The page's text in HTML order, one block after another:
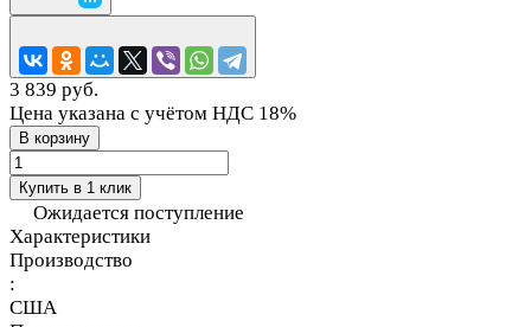
3 839 руб.
Цена указана с учётом НДС 18%
В корзину
Купить в 1 клик
Ожидается поступление
Характеристики
Производство
:
США